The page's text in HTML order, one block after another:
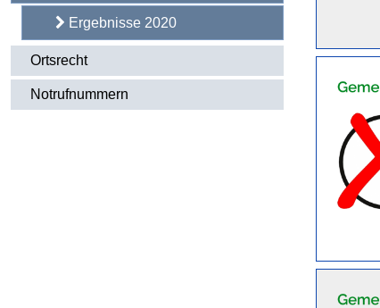
Ergebnisse 2020
Ortsrecht
Notrufnummern